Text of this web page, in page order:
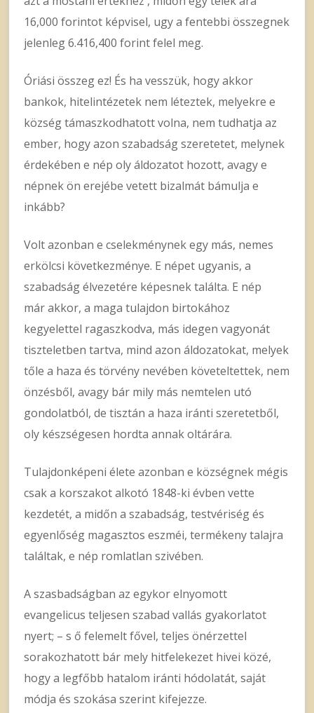
16,000 forintot képvisel, ugy a fentebbi összegnek
jelenleg 6.416,400 forint felel meg.
Óriási összeg ez! És ha vesszük, hogy akkor
bankok, hitelintézetek nem léteztek, melyekre e
község támaszkodhatott volna, nem tudhatja az
ember, hogy azon szabadság szeretetet, melynek
érdekében e nép oly áldozatot hozott, avagy e
népnek ön erejébe vetett bizalmát bámulja e
inkább?
Volt azonban e cselekménynek egy más, nemes
erkölcsi következménye. E népet ugyanis, a
szabadság élvezetére képesnek találta. E nép
már akkor, a maga tulajdon birtokához
kegyelettel ragaszkodva, más idegen vagyonát
tiszteletben tartva, mind azon áldozatokat, melyek
tőle a haza és törvény nevében követeltettek, nem
önzésből, avagy bár mily más nemtelen utó
gondolatból, de tisztán a haza iránti szeretetből,
oly készségesen hordta annak oltárára.
Tulajdonképeni élete azonban e községnek mégis
csak a korszakot alkotó 1848-ki évben vette
kezdetét, a midőn a szabadság, testvériség és
egyenlőség magasztos eszméi, termékeny talajra
találtak, e nép romlatlan szivében.
A szasbadságban az egykor elnyomott
evangelicus teljesen szabad vallás gyakorlatot
nyert; – s ő felemelt fővel, teljes önérzettel
sorakozhatott bár mely hitfelekezet hivei közé,
hogy a legfőbb hatalom iránti hódolatát, saját
módja és szokása szerint kifejezze.